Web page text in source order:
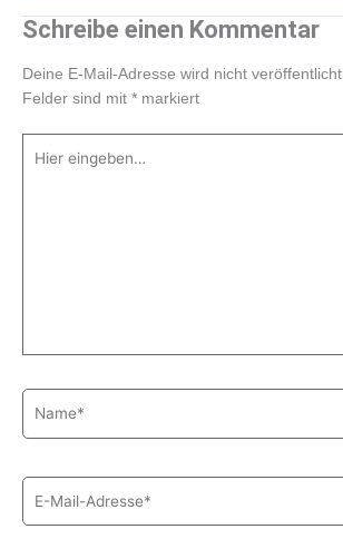
a
g
r
a
m
b
o
o
k
-
f
Schreibe einen Kommentar
Deine E-Mail-Adresse wird nicht veröffentlicht.
Felder sind mit * markiert
eingeben…
E-
Mail-